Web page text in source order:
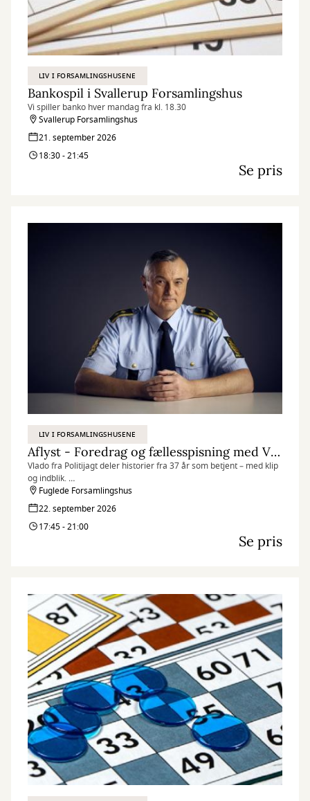
LIV I FORSAMLINGSHUSENE
Bankospil i Svallerup Forsamlingshus
Vi spiller banko hver mandag fra kl. 18.30
Svallerup Forsamlingshus
21. september 2026
18:30 - 21:45
Se pris
LIV I FORSAMLINGSHUSENE
Aflyst - Foredrag og fællesspisning med Vlado Lentz - Vlado på politijagt
Vlado fra Politijagt deler historier fra 37 år som betjent – med klip
og indblik.
Fuglede Forsamlingshus
22. september 2026
17:45 - 21:00
Se pris